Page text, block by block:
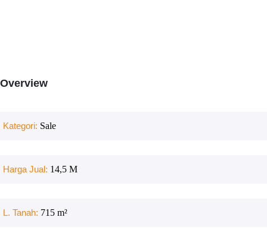
Overview
Kategori: Sale
Harga Jual: 14,5 M
L. Tanah: 715 m²